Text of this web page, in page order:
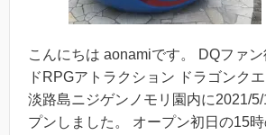
こんにちは aonamiです。 DQファ
ドRPGアトラクション ドラゴンク
淡路島ニジゲンノモリ園内に2021/
プンしました。 オープン初日の15